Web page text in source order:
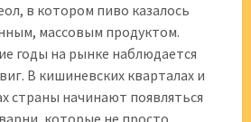
в котором пиво казалось
массовым продуктом.
годы на рынке наблюдается
В кишиневских кварталах и
страны начинают появляться
которые не просто